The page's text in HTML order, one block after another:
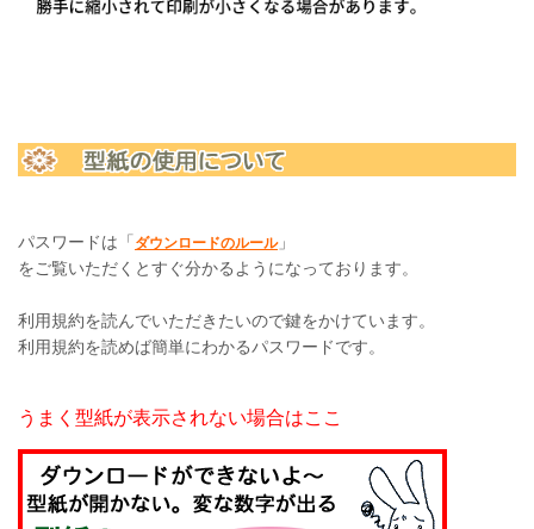
パスワードは「ダウンロードのルール」
をご覧いただくとすぐ分かるようになっております。
利用規約を読んでいただきたいので鍵をかけています。
利用規約を読めば簡単にわかるパスワードです。
うまく型紙が表示されない場合はここ